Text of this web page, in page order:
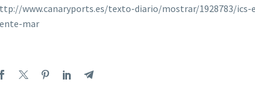
www.canaryports.es/texto-diario/mostrar/1928783/
mar